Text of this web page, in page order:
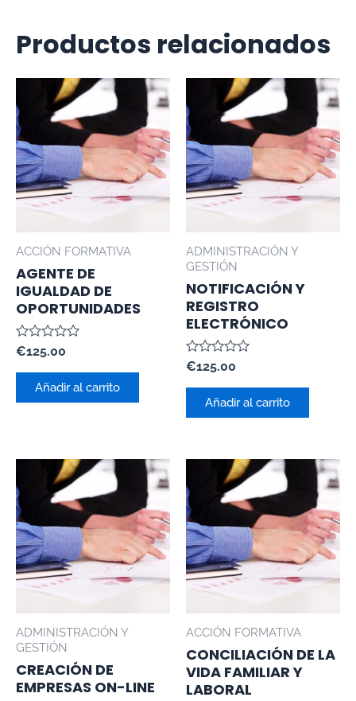
Productos relacionados
ACCIÓN FORMATIVA
AGENTE DE
IGUALDAD DE
OPORTUNIDADES
Valorado
0
€125.00
Añadir al carrito
ADMINISTRACIÓN Y
GESTIÓN
NOTIFICACIÓN Y
REGISTRO
ELECTRÓNICO
Valorado
0
€125.00
Añadir al carrito
ADMINISTRACIÓN Y
GESTIÓN
CREACIÓN DE
EMPRESAS ON-LINE
ACCIÓN FORMATIVA
CONCILIACIÓN DE LA
VIDA FAMILIAR Y
LABORAL